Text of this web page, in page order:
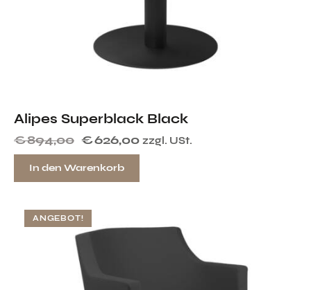
Alipes Superblack Black
€894,00 €626,00 zzgl. USt.
In den Warenkorb
ANGEBOT!